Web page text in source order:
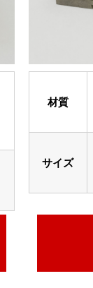
材質
サイズ